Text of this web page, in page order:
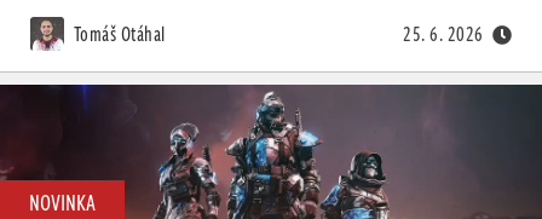
Tomáš Otáhal 25. 6. 2026
NOVINKA